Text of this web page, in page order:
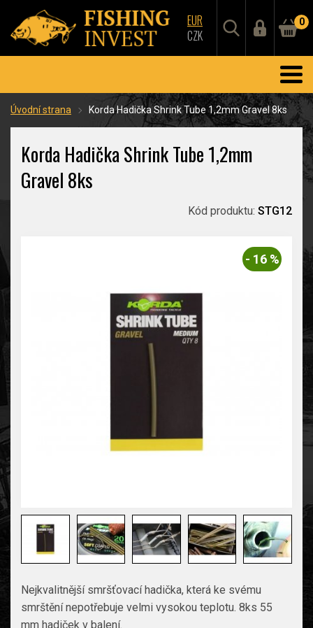
EUR
CZK
0
Úvodní strana Korda Hadička Shrink Tube 1,2mm Gravel 8ks
Korda Hadička Shrink Tube 1,2mm
Gravel 8ks
Kód produktu: STG12
- 16 %
Nejkvalitnější smršťovací hadička, která ke svému
smrštění nepotřebuje velmi vysokou teplotu. 8ks 55
mm hadiček v balení.